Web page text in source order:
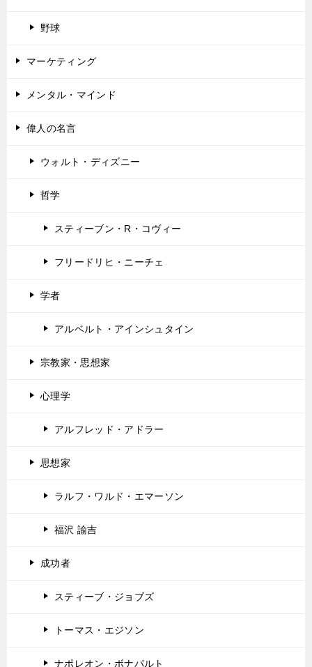
野球
マーケティング
メンタル・マインド
偉人の名言
ウォルト・ディズニー
哲学
スティーブン・R・コヴィー
フリードリヒ・ニーチェ
学者
アルベルト・アインシュタイン
宗教家・思想家
心理学
アルフレッド・アドラー
思想家
ラルフ・ワルド・エマーソン
福沢 諭吉
成功者
スティーブ・ジョブズ
トーマス・エジソン
ナポレオン・ボナパルト